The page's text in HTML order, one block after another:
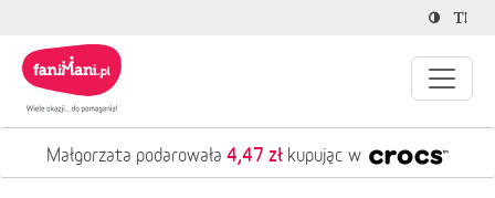
Małgorzata podarowała 4,47 zł kupując w